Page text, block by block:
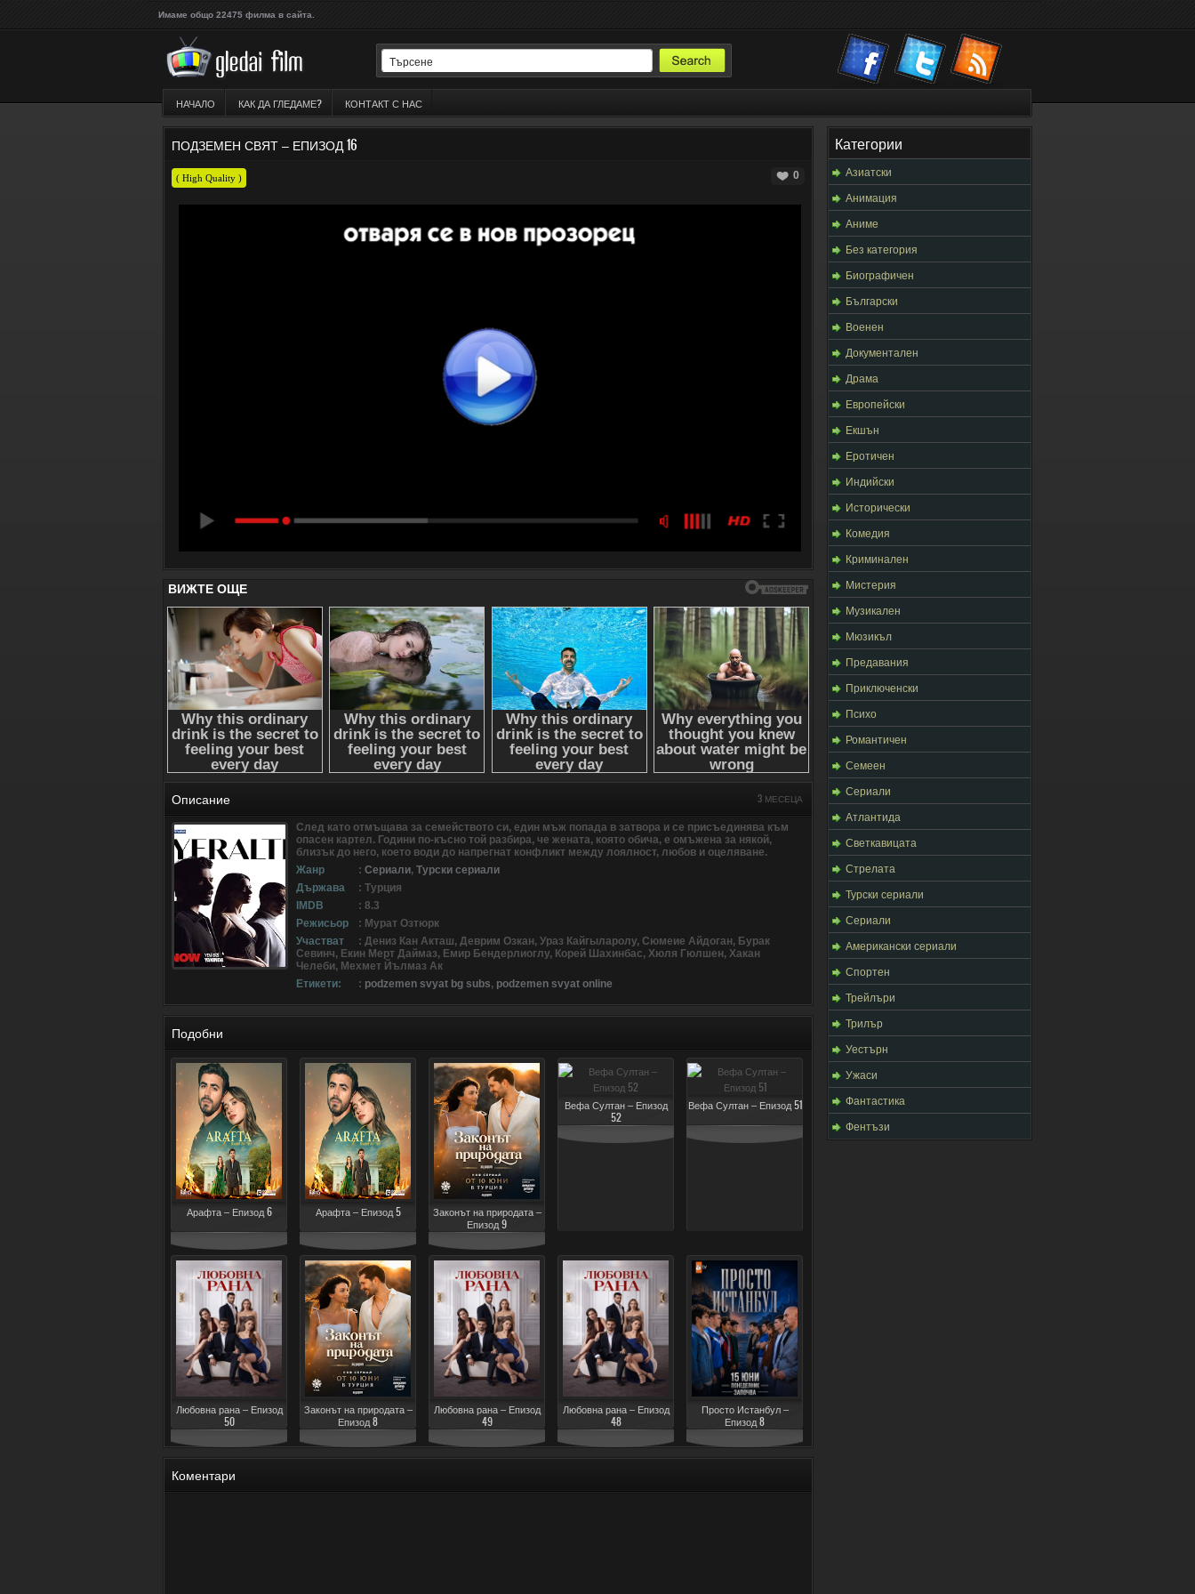
Имаме общо 22475 филма в сайта.
НАЧАЛО КАК ДА ГЛЕДАМЕ? КОНТАКТ С НАС
ПОДЗЕМЕН СВЯТ – ЕПИЗОД 16
0
( High Quality )
Описание 3 МЕСЕЦА
След като отмъщава за семейството си, един мъж попада в затвора и се присъединява към
опасен картел. Години по-късно той разбира, че жената, която обича, е омъжена за някой,
близък до него, което води до напрегнат конфликт между лоялност, любов и оцеляване.
Жанр
: Сериали, Турски сериали
Държава
: Турция
IMDB
: 8.3
Режисьор
: Мурат Озтюрк
Участват
: Дениз Кан Акташ, Деврим Озкан, Ураз Кайгыларолу, Сюмеие Айдоган, Бурак
Севинч, Екин Мерт Даймаз, Емир Бендерлиоглу, Корей Шахинбас, Хюля Гюлшен, Хакан
Челеби, Мехмет Йълмаз Ак
Етикети:
: podzemen svyat bg subs, podzemen svyat online
Подобни
Арафта – Епизод 6 Арафта – Епизод 5
Законът на природата –
Епизод 9
Вефа Султан – Епизод
52
Вефа Султан – Епизод 51
Любовна рана – Епизод
50
Законът на природата –
Епизод 8
Любовна рана – Епизод
49
Любовна рана – Епизод
48
Просто Истанбул –
Епизод 8
Коментари
Категории
Азиатски
Анимация
Аниме
Без категория
Биографичен
Български
Военен
Документален
Драма
Европейски
Екшън
Еротичен
Индийски
Исторически
Комедия
Криминален
Мистерия
Музикален
Мюзикъл
Предавания
Приключенски
Психо
Романтичен
Семеен
Сериали
Атлантида
Светкавицата
Стрелата
Турски сериали
Сериали
Американски сериали
Спортен
Трейлъри
Трилър
Уестърн
Ужаси
Фантастика
Фентъзи